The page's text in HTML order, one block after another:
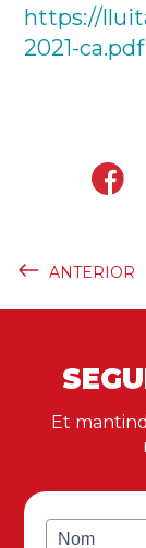
https://
2021-ca.pdf
ANTERIOR
Et